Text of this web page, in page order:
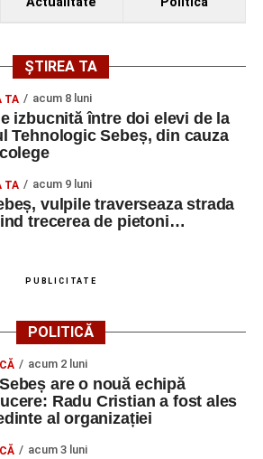
ȘTIREA TA
TA acum 8 luni
izbucnită între doi elevi de la
Tehnologic Sebeș, din cauza
TA acum 9 luni
vulpile traverseaza strada
trecerea de pietoni…
PUBLICITATE
POLITICĂ
acum 2 luni
are o nouă echipă
Radu Cristian a fost ales
al organizației
acum 3 luni